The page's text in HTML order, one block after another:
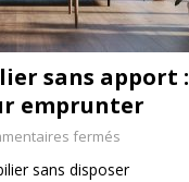
sans apport :
emprunter
fermés
sans disposer